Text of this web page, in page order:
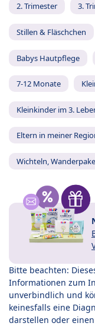
2. Trimester 3.
Stillen & Fläschchen
Babys Hautpflege
7-12 Monate
Kleinkinder im 3.
Eltern in meiner
Wichteln,
Bitte beachten:
Informationen zum
unverbindlich und
keinesfalls eine
darstellen oder